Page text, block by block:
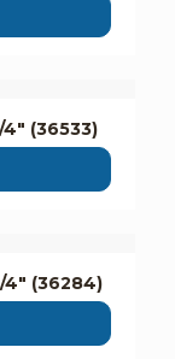
(36533)
4″ (36284)